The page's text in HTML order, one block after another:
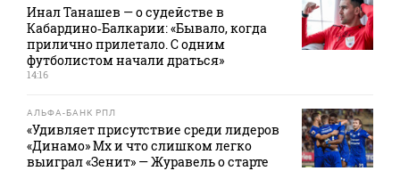
Инал Танашев — о судействе в
Кабардино‑Балкарии: «Бывало, когда
прилично прилетало. С одним
футболистом начали драться»
14:16
АЛЬФА-БАНК РПЛ
«Удивляет присутствие среди лидеров
«Динамо» Мх и что слишком легко
выиграл «Зенит» — Журавель о старте